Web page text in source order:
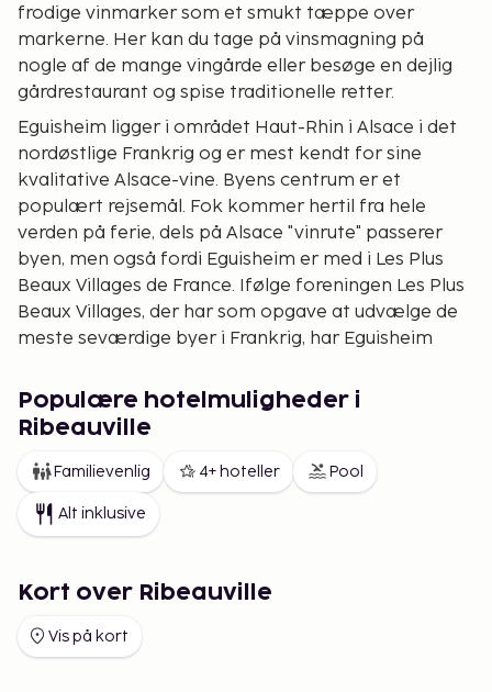
frodige vinmarker som et smukt tæppe over
markerne. Her kan du tage på vinsmagning på
nogle af de mange vingårde eller besøge en dejlig
gårdrestaurant og spise traditionelle retter.
Eguisheim ligger i området Haut-Rhin i Alsace i det
nordøstlige Frankrig og er mest kendt for sine
kvalitative Alsace-vine. Byens centrum er et
populært rejsemål. Fok kommer hertil fra hele
verden på ferie, dels på Alsace "vinrute" passerer
byen, men også fordi Eguisheim er med i Les Plus
Beaux Villages de France. Ifølge foreningen Les Plus
Beaux Villages, der har som opgave at udvælge de
meste seværdige byer i Frankrig, har Eguisheim
Byen har en lang historie, hvilken man lægger
mærke til i bygningernes arkitektur - bindingsværk
og pladsen Saint-Leon Square er smykket med
vidunderlige blomsterarrangementer. Byen har
faktisk også vundet nationale og europæiske
1989 samt vundet guld i the European Entente
Château Saint-Léon, bygget mellem 1000- og 1100-
Populære hotelmuligheder i
Ribeauville
Familievenlig 4+ hoteller Pool
Alt inklusive
Kort over Ribeauville
Vis på kort